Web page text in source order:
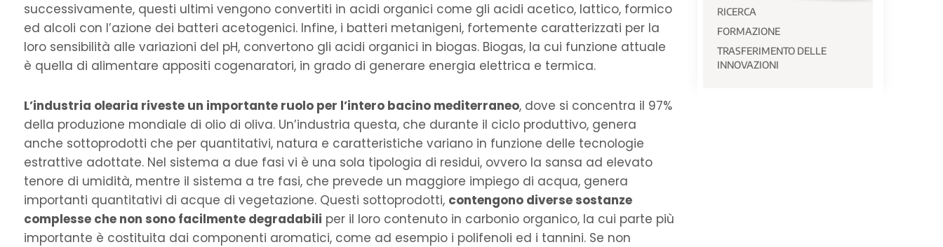
successivamente, questi ultimi vengono convertiti in acidi organici come gli acidi acetico, lattico, formico
ed alcoli con l’azione dei batteri acetogenici. Infine, i batteri metanigeni, fortemente caratterizzati per la
loro sensibilità alle variazioni del pH, convertono gli acidi organici in biogas. Biogas, la cui funzione attuale
è quella di alimentare appositi cogenaratori, in grado di generare energia elettrica e termica.
L’industria olearia riveste un importante ruolo per l’intero bacino mediterraneo, dove si concentra il 97%
della produzione mondiale di olio di oliva. Un’industria questa, che durante il ciclo produttivo, genera
anche sottoprodotti che per quantitativi, natura e caratteristiche variano in funzione delle tecnologie
estrattive adottate. Nel sistema a due fasi vi è una sola tipologia di residui, ovvero la sansa ad elevato
tenore di umidità, mentre il sistema a tre fasi, che prevede un maggiore impiego di acqua, genera
importanti quantitativi di acque di vegetazione. Questi sottoprodotti, contengono diverse sostanze
complesse che non sono facilmente degradabili per il loro contenuto in carbonio organico, la cui parte più
importante è costituita dai componenti aromatici, come ad esempio i polifenoli ed i tannini. Se non
RICERCA
FORMAZIONE
TRASFERIMENTO DELLE
INNOVAZIONI